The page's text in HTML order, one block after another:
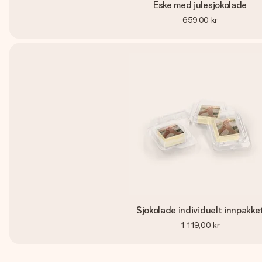
Eske med julesjokolade
659,00 kr
Sjokolade individuelt
1 119,00 kr